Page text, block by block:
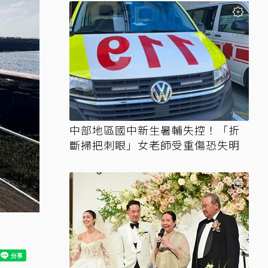
中部地區國中新生暑輔失控！「折
斷掃把刺眼」女老師受重傷恐失明